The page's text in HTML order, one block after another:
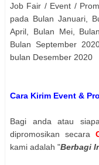
Job Fair / Event /
pada Bulan Januari,
April, Bulan Mei,
Bulan September
bulan Desember 2020
Cara Kirim Event &
Bagi anda atau
dipromosikan secara
kami adalah "Berbagi